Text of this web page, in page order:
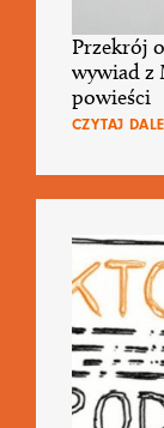
Przekrój
wywiad z
powieści
CZYTAJ